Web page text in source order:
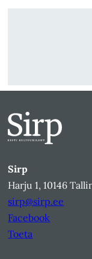
Sirp
Harju 1, 10146
sirp@sirp.ee
Facebook
Toeta